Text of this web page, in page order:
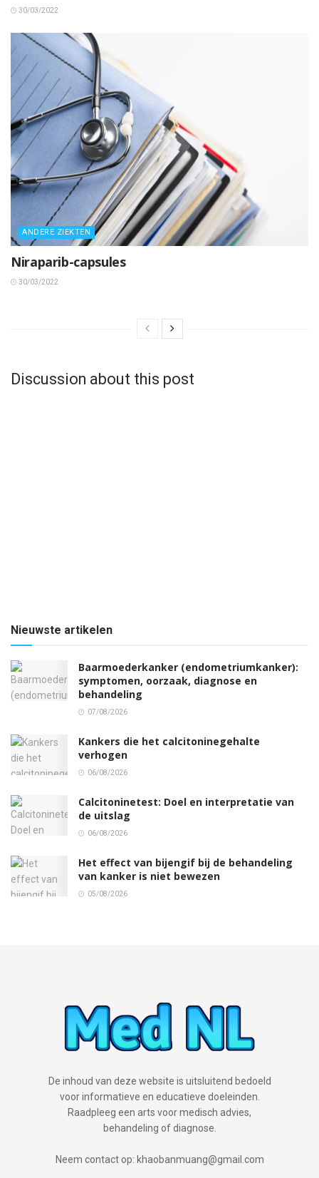
30/03/2022
ANDERE ZIEKTEN
Niraparib-capsules
30/03/2022
Discussion about this post
Nieuwste artikelen
Baarmoederkanker (endometriumkanker):
symptomen, oorzaak, diagnose en
behandeling
07/08/2026
Kankers die het calcitoninegehalte
verhogen
06/08/2026
Calcitoninetest: Doel en interpretatie van
de uitslag
06/08/2026
Het effect van bijengif bij de behandeling
van kanker is niet bewezen
05/08/2026
De inhoud van deze website is uitsluitend bedoeld
voor informatieve en educatieve doeleinden.
Raadpleeg een arts voor medisch advies,
behandeling of diagnose.
Neem contact op: khaobanmuang@gmail.com